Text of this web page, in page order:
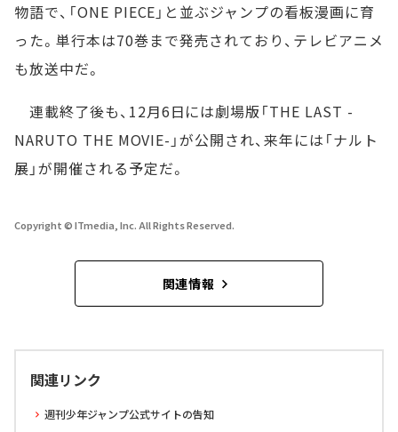
物語で、「ONE PIECE」と並ぶジャンプの看板漫画に育
った。単行本は70巻まで発売されており、テレビアニメ
も放送中だ。
連載終了後も、12月6日には劇場版「THE LAST -
NARUTO THE MOVIE-」が公開され、来年には「ナルト
展」が開催される予定だ。
Copyright © ITmedia, Inc. All Rights Reserved.
関連情報
関連リンク
週刊少年ジャンプ公式サイトの告知